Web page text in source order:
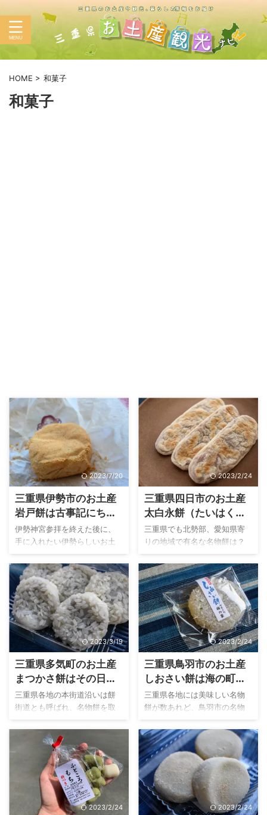
HOME > 和菓子
和菓子
2023/7/20
三重県伊勢市のお土産
岩戸餅は古事記にちな
んだ伊勢名物餅
伊勢神宮参拝を終えた後に、
手に入れたい伊勢らしいお土
産。 おはらい町・おかげ横丁
を散策しながら数あるお土産
物店で気にある一品を探すの
は、伊勢観光の楽しみのひと
つです。 しかし、限られた時
間の中ではある程度は購入す
るお土産を想定しておくこと
は大切。その中でも、お土産
候補の代表格と言えば「伊勢
名物餅」でしょう。 今回は伊
勢名物餅のひとつ、老舗お土
産処の岩戸屋さんが製造販売
する岩戸餅をご紹介します。
物餅をお探しの人 名物餅で小
分けされた個包装にビビっと
くる人 餅の中でも、きな粉餅
2023/2/24
三重県四日市のお土産
太白永餅（たいはくな
がもち）は旅人の力の
源
三重県でも北勢部、愛知県寄
りの地域で有名な名物餅は？
と聞かれたら、確実に名前が
挙がる「ながもち」。「なが
もち」とひとくくりにいって
も三重県内には色んな「なが
もち」が存在しています。 今
回は昔ながらの商店街に佇む
お店で一枚一枚手焼きにこだ
わって作っている三重県四日
市市の金城軒さんの「太白永
餅（たいはくながもち」をご
紹介します。１枚売りから、
56枚入の箱売りまで地元民か
ら観光客まで幅広く愛され続
に入れて食べてみてくださ
い。 こんな人におすすめ お餅
が好きで四日市らしい手土産
を探して ...
2023/3/19
三重県多気町のお土産
まつかさ餅はその日に
いただく希少な名物餅
三重県各地の本街道沿いは餅
街道とも呼ばれ、名物餅を取
り扱うお店が旅人たちを迎え
いれてきました。餅街道とも
呼ばれる、三重県の文化でも
あります。 観光で訪れた方も
地域で暮らす住民も愛され続
ける名物餅。そんな三重県の
名物餅の中で、観光で訪れる
方や同じ三重県人でも食べた
2023/2/24
三重県鳥羽市のお土産
しおさい餅は海の町ら
しさ溢れる名物餅
三重県各地には美味しい名物
餅が数あれど、鳥羽市の名物
餅ってなんだろう？ 伊勢神宮
を目指す本街道沿いに多いお
餅文化とは別に、地域で愛さ
れ続けるお餅があるんです。
そこでしか販売されていない
ものが殆どなので、知らない
人も多いかもしれない珍しい
お餅。 今回は打ち寄せる波間
2023/2/24 2023/2/24